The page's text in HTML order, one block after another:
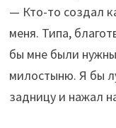
— Кто-то создал
меня. Типа,
бы мне были
милостыню. Я бы
задницу и нажал